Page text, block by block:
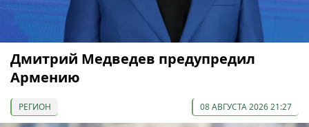
Дмитрий Медведев предупредил
Армению
РЕГИОН 08 АВГУСТА 2026 21:27